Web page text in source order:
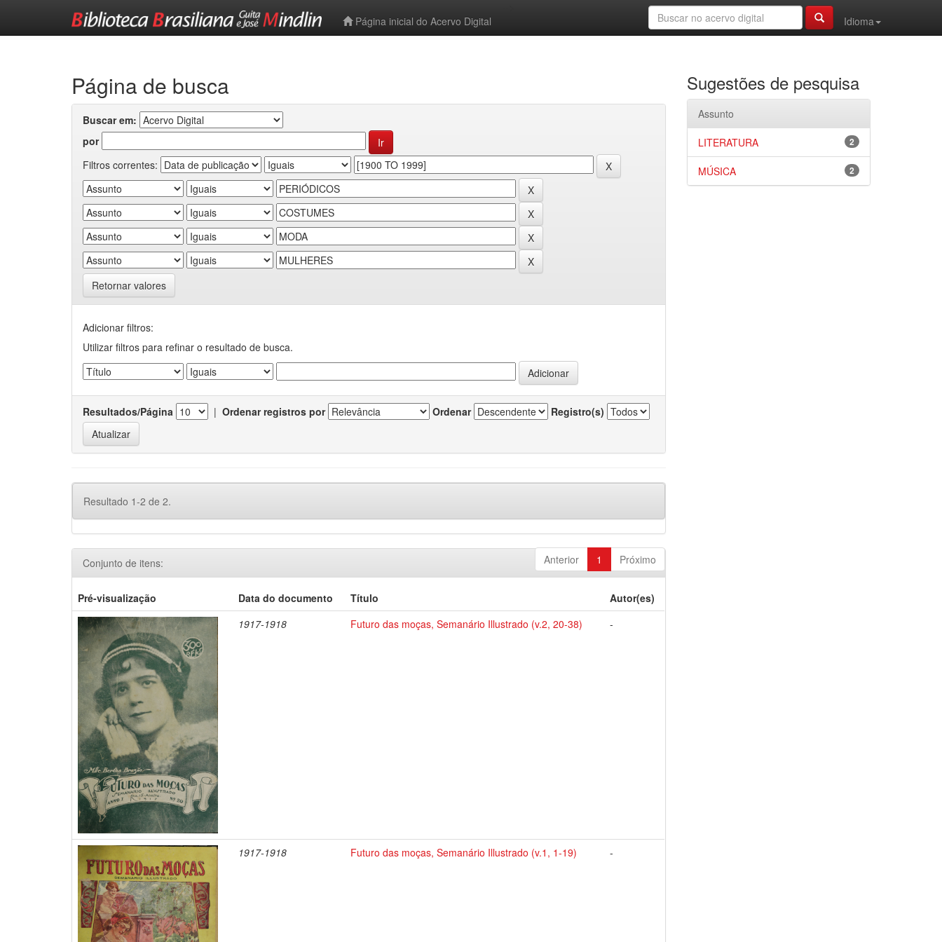
Página inicial do Acervo Digital
Idioma
Página de busca
Buscar em:
por
Filtros correntes:
Retornar valores
Adicionar filtros:
Utilizar filtros para refinar o resultado de busca.
Resultados/Página | Ordenar registros por Ordenar Registro(s)
Resultado 1-2 de 2.
Anterior 1 Próximo
Conjunto de itens:
Pré-visualização Data do documento Título
Autor(es)
1917-1918
Futuro das moças, Semanário Illustrado (v.2, 20-38) -
1917-1918 Futuro das moças, Semanário Illustrado (v.1, 1-19) -
Sugestões de pesquisa
Assunto
2
LITERATURA
2
MÚSICA